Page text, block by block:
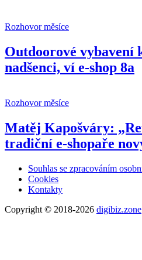
Rozhovor měsíce
Outdoorové vybavení
nadšenci, ví e-shop 8a
Rozhovor měsíce
Matěj Kapošváry:
tradiční e-shopaře
Souhlas se zpracováním
Cookies
Kontakty
Copyright © 2018-2026 digibiz.zone